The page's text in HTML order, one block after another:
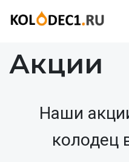
Акции
Наши
колодец